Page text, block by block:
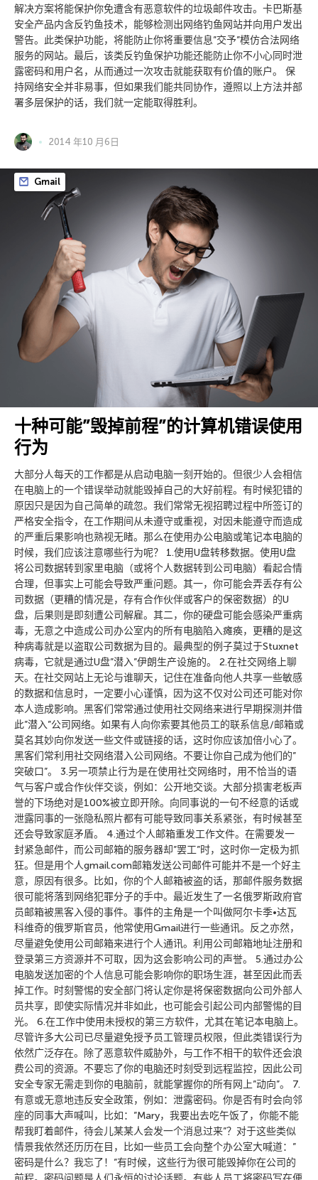
解决方案将能保护你免遭含有恶意软件的垃圾邮件攻击。卡巴斯基
安全产品内含反钓鱼技术，能够检测出网络钓鱼网站并向用户发出
警告。此类保护功能，将能防止你将重要信息”交予”模仿合法网络
服务的网站。最后，该类反钓鱼保护功能还能防止你不小心同时泄
露密码和用户名，从而通过一次攻击就能获取有价值的账户。 保
持网络安全并非易事，但如果我们能共同协作，遵照以上方法并部
署多层保护的话，我们就一定能取得胜利。
2014 年10 月6日
Gmail
十种可能”毁掉前程”的计算机错误使用
行为
大部分人每天的工作都是从启动电脑一刻开始的。但很少人会相信
在电脑上的一个错误举动就能毁掉自己的大好前程。有时候犯错的
原因只是因为自己简单的疏忽。我们常常无视招聘过程中所签订的
严格安全指令，在工作期间从未遵守或重视，对因未能遵守而造成
的严重后果影响也熟视无睹。那么在使用办公电脑或笔记本电脑的
时候，我们应该注意哪些行为呢？ 1.使用U盘转移数据。使用U盘
将公司数据转到家里电脑（或将个人数据转到公司电脑）看起合情
合理，但事实上可能会导致严重问题。其一，你可能会弄丢存有公
司数据（更糟的情况是，存有合作伙伴或客户的保密数据）的U
盘，后果则是即刻遭公司解雇。其二，你的硬盘可能会感染严重病
毒，无意之中造成公司办公室内的所有电脑陷入瘫痪，更糟的是这
种病毒就是以盗取公司数据为目的。最典型的例子莫过于Stuxnet
病毒，它就是通过U盘”潜入”伊朗生产设施的。 2.在社交网络上聊
天。在社交网站上无论与谁聊天，记住在准备向他人共享一些敏感
的数据和信息时，一定要小心谨慎，因为这不仅对公司还可能对你
本人造成影响。黑客们常常通过使用社交网络来进行早期探测并借
此”潜入”公司网络。如果有人向你索要其他员工的联系信息/邮箱或
莫名其妙向你发送一些文件或链接的话，这时你应该加倍小心了。
黑客们常利用社交网络潜入公司网络。不要让你自己成为他们的”
突破口”。 3.另一项禁止行为是在使用社交网络时，用不恰当的语
气与客户或合作伙伴交谈，例如：公开地交谈。大部分损害老板声
誉的下场绝对是100%被立即开除。向同事说的一句不经意的话或
泄露同事的一张隐私照片都有可能导致同事关系紧张，有时候甚至
还会导致家庭矛盾。 4.通过个人邮箱重发工作文件。在需要发一
封紧急邮件，而公司邮箱的服务器却”罢工”时，这时你一定极为抓
狂。但是用个人gmail.com邮箱发送公司邮件可能并不是一个好主
意，原因有很多。比如，你的个人邮箱被盗的话，那邮件服务数据
很可能将落到网络犯罪分子的手中。最近发生了一名俄罗斯政府官
员邮箱被黑客入侵的事件。事件的主角是一个叫做阿尔卡季•达瓦
科维奇的俄罗斯官员，他常使用Gmail进行一些通讯。反之亦然，
尽量避免使用公司邮箱来进行个人通讯。利用公司邮箱地址注册和
登录第三方资源并不可取，因为这会影响公司的声誉。 5.通过办公
电脑发送加密的个人信息可能会影响你的职场生涯，甚至因此而丢
掉工作。时刻警惕的安全部门将认定你是将保密数据向公司外部人
员共享，即使实际情况并非如此，也可能会引起公司内部警惕的目
光。 6.在工作中使用未授权的第三方软件，尤其在笔记本电脑上。
尽管许多大公司已尽量避免授予员工管理员权限，但此类错误行为
依然广泛存在。除了恶意软件威胁外，与工作不相干的软件还会浪
费公司的资源。不要忘了你的电脑还时刻受到远程监控，因此公司
安全专家无需走到你的电脑前，就能掌握你的所有网上”动向”。 7.
有意或无意地违反安全政策，例如：泄露密码。你是否有时会向邻
座的同事大声喊叫，比如：”Mary，我要出去吃午饭了，你能不能
帮我盯着邮件，待会儿某某人会发一个消息过来”？对于这些类似
情景我依然还历历在目，比如一些员工会向整个办公室大喊道：”
密码是什么？我忘了！”有时候，这些行为很可能毁掉你在公司的